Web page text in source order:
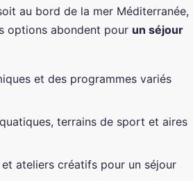
au bord de la mer Méditerranée,
options abondent pour un séjour
et des programmes variés
terrains de sport et aires
ateliers créatifs pour un séjour